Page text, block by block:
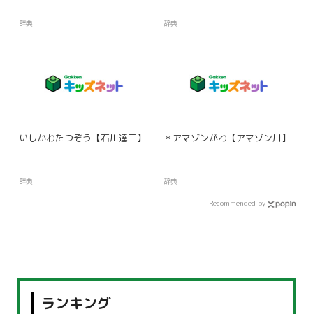
辞典 辞典
いしかわたつぞう【石川達三】
辞典
＊アマゾンがわ【アマゾン川】
辞典
Recommended by
ランキング